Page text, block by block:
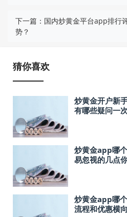
下一篇： 国内炒黄金平台app排行
势？
猜你喜欢
炒黄金开户新
有哪些疑问一
炒黄金app哪
易忽视的几点
炒黄金app哪
流程和优惠横